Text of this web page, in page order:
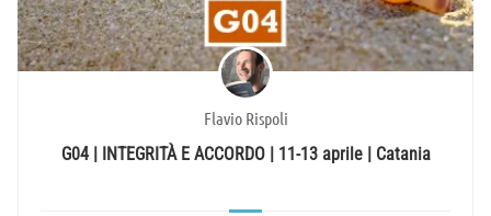
Flavio Rispoli
G04 | INTEGRITÀ E ACCORDO | 11-13 aprile | Catania